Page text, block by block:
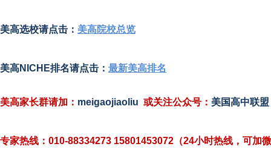
美高选校请点击： 美高院校总览
美高NICHE排名请点击： 最新美高排名
美高家长群请加： meigaojiaoliu 或关注公众号 ： 美国高中联盟
专家热线：010-88334273 15801453072（24小时热线，可加